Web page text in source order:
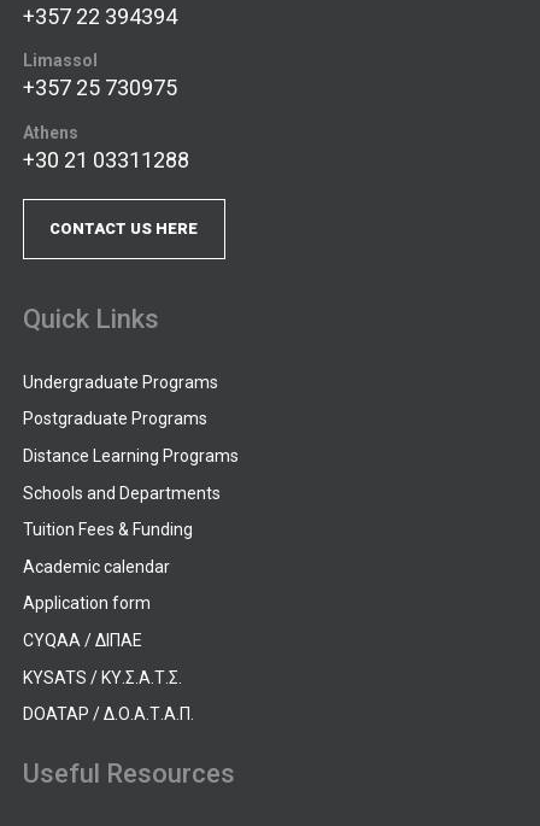
+357 22 394394
Limassol
+357 25 730975
Athens
+30 21 03311288
CONTACT US HERE
Quick Links
Undergraduate Programs
Postgraduate Programs
Distance Learning Programs
Schools and Departments
Tuition Fees & Funding
Academic calendar
Application form
CYQAA / ΔΙΠΑΕ
KYSATS / ΚΥ.Σ.Α.Τ.Σ.
DOATAP / Δ.Ο.Α.Τ.Α.Π.
Useful Resources